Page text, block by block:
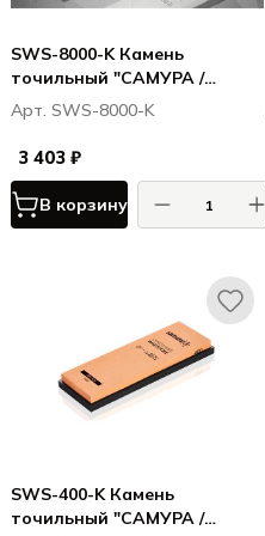
SWS-8000-K Камень
точильный "САМУРА /
SAMURA" водный
однослойный #8000
Арт. SWS-8000-K
3 403 ₽
В корзину
SWS-400-K Камень
точильный "САМУРА /